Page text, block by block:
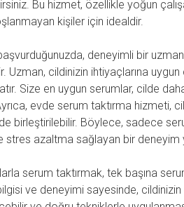
Bu hizmet, özellikle yoğun
kişiler için idealdir.
deneyimli bir
Uzman, cildinizin ihtiyaçlarına
Size en uygun serumlar, cilde
evde serum taktırma hizmeti,
birleştirilebilir. Böylece, sadece
stres azaltma sağlayan bir deneyim
serum taktırmak, tek başına
ve deneyimi sayesinde,